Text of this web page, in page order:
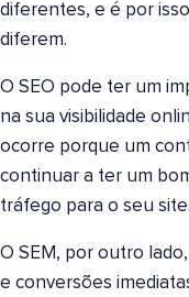
diferentes, e é por
diferem.
O SEO pode ter um
na sua visibilidade
ocorre porque um
continuar a ter um
tráfego para o seu site.
O SEM, por outro
e conversões